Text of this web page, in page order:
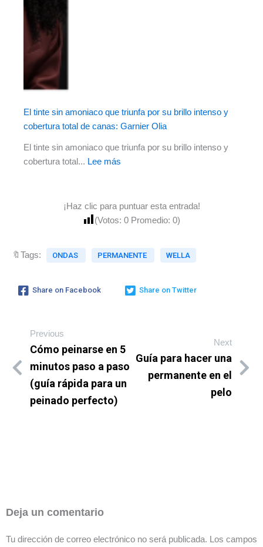
El tinte sin amoniaco que triunfa por su brillo intenso y
cobertura total de canas: Garnier Olia
El tinte sin amoniaco que triunfa por su brillo intenso y
cobertura total... Lee más
¡Haz clic para puntuar esta entrada!
(Votos: 0 Promedio: 0)
🔖Tags: ONDAS PERMANENTE WELLA
Share on Facebook Share on Twitter
Previous
Cómo peinarse en 5
minutos paso a paso
(guía rápida para un
peinado perfecto)
Next
Guía para hacer una
permanente en el
pelo
Deja un comentario
Tu dirección de correo electrónico no será publicada. Los campos